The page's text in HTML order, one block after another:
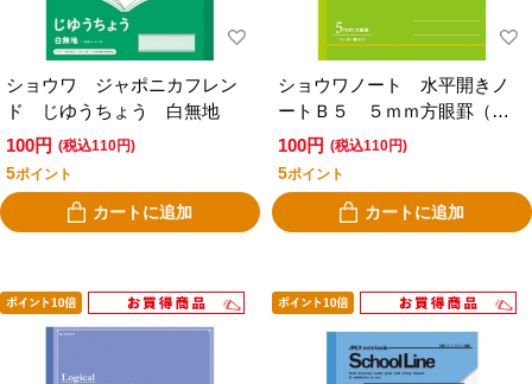
ショウワ ジャポニカフレン
ド じゆうちょう 白無地
100円 (税込110円)
5ポイント
カートに追加
ショウワノート 水平開きノ
ートＢ５ ５ｍｍ方眼罫（リ
ーダー罫入り） 緑
100円 (税込110円)
5ポイント
カートに追加